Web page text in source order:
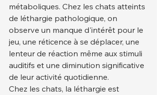
métaboliques. Chez les chats atteints
de léthargie pathologique, on
observe un manque d'intérêt pour le
jeu, une réticence à se déplacer, une
lenteur de réaction même aux stimuli
auditifs et une diminution significative
de leur activité quotidienne.
Chez les chats, la léthargie est